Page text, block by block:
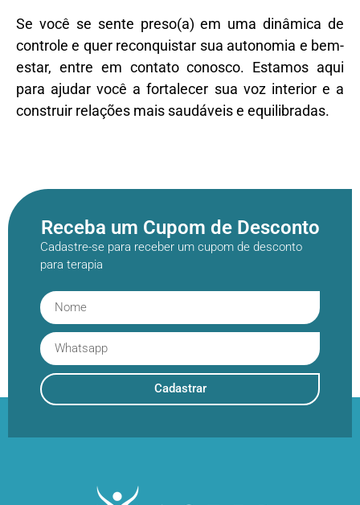
Se você se sente preso(a) em uma dinâmica de
controle e quer reconquistar sua autonomia e bem-
estar, entre em contato conosco. Estamos aqui
para ajudar você a fortalecer sua voz interior e a
construir relações mais saudáveis e equilibradas.
Receba um Cupom de Desconto
Cadastre-se para receber um cupom de desconto
para terapia
Cadastrar